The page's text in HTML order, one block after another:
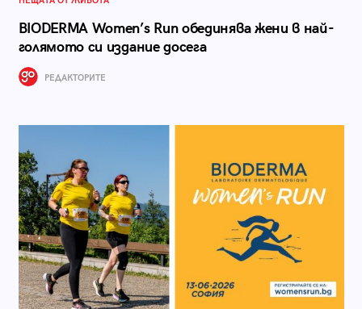
BIODERMA Women’s Run обединява жени в най-
голямото си издание досега
РЕДАКТОРИТЕ